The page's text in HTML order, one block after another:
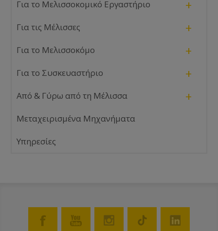
Για το Μελισσοκομικό Εργαστήριο +
Για τις Μέλισσες +
Για το Μελισσοκόμο +
Για το Συσκευαστήριο +
Από & Γύρω από τη Μέλισσα +
Μεταχειρισμένα Μηχανήματα
Υπηρεσίες